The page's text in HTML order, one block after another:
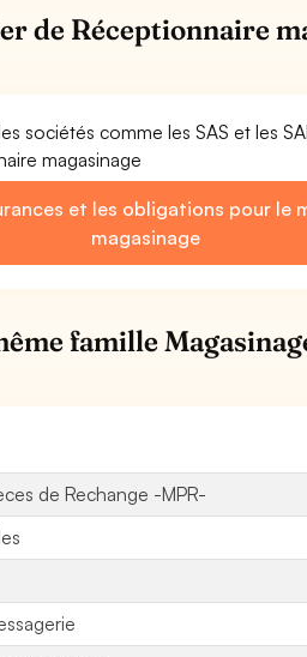
de Réceptionnaire
sociétés comme les SAS et les
magasinage
et les obligations pour le
magasinage
famille
de Rechange -MPR-